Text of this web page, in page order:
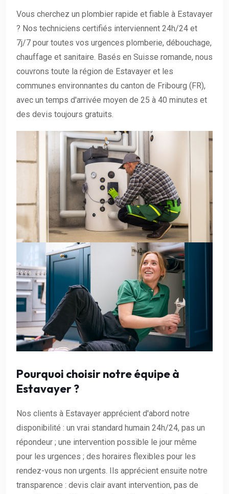
Vous cherchez un plombier rapide et fiable à Estavayer
? Nos techniciens certifiés interviennent 24h/24 et
7j/7 pour toutes vos urgences plomberie, débouchage,
chauffage et sanitaire. Basés en Suisse romande, nous
couvrons toute la région de Estavayer et les
communes environnantes du canton de Fribourg (FR),
avec un temps d'arrivée moyen de 25 à 40 minutes et
des devis toujours gratuits.
Pourquoi choisir notre équipe à
Estavayer ?
Nos clients à Estavayer apprécient d'abord notre
disponibilité : un vrai standard humain 24h/24, pas un
répondeur ; une intervention possible le jour même
pour les urgences ; des horaires flexibles pour les
rendez-vous non urgents. Ils apprécient ensuite notre
transparence : devis clair avant intervention, pas de